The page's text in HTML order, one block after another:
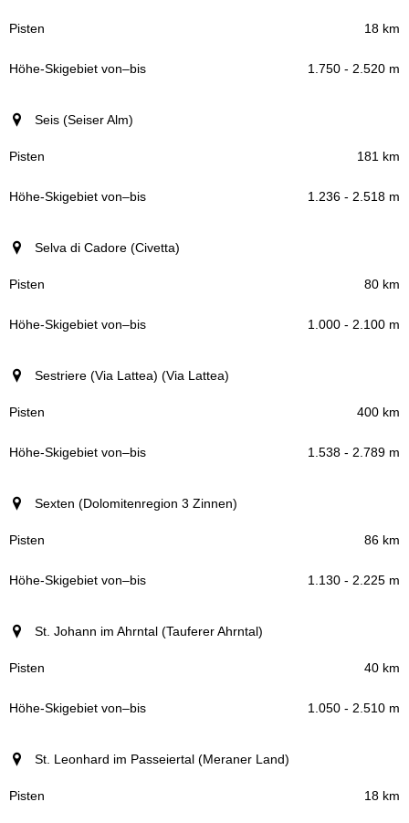
18 km
1.750 - 2.520 m
Seis (Seiser Alm)
181 km
1.236 - 2.518 m
Selva di Cadore (Civetta)
80 km
1.000 - 2.100 m
Sestriere (Via Lattea) (Via Lattea)
400 km
1.538 - 2.789 m
Sexten (Dolomitenregion 3 Zinnen)
86 km
1.130 - 2.225 m
St. Johann im Ahrntal (Tauferer Ahrntal)
40 km
1.050 - 2.510 m
St. Leonhard im Passeiertal (Meraner Land)
18 km